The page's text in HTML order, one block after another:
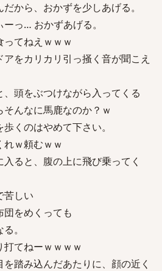
から、おかずを少しあげる。
っ… おかずあげる。
てねえｗｗｗ
をカリカリ引っ掻く音が聞こえ
、頭をぶつけながら入ってくる
んなに馬鹿なのか？ｗ
くのはやめて下さい。
ｗ頼むｗｗ
ると、腹の上に飛び乗ってく
苦しい
団をめくっても
。
てねーｗｗｗｗ
踏み込んだあたりに、顔の近く